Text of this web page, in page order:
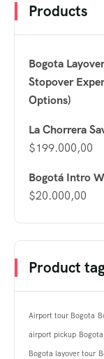
Products
Bogota
Stopover
Options)
La Chorrera
$199.000,00
Bogotá Intro
$20.000,00
Product
Airport tour Bogota
airport pickup
Bogota layover tour